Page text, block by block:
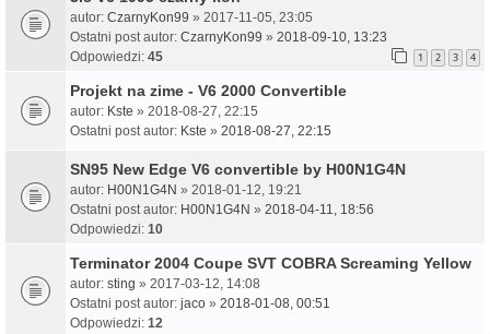
autor: CzarnyKon99 » 2017-11-05, 23:05
Ostatni post autor: CzarnyKon99 » 2018-09-10, 13:23
Odpowiedzi: 45 1 2 3 4
Projekt na zime - V6 2000 Convertible
autor: Kste » 2018-08-27, 22:15
Ostatni post autor: Kste » 2018-08-27, 22:15
SN95 New Edge V6 convertible by H00N1G4N
autor: H00N1G4N » 2018-01-12, 19:21
Ostatni post autor: H00N1G4N » 2018-04-11, 18:56
Odpowiedzi: 10
Terminator 2004 Coupe SVT COBRA Screaming Yellow
autor: sting » 2017-03-12, 14:08
Ostatni post autor: jaco » 2018-01-08, 00:51
Odpowiedzi: 12